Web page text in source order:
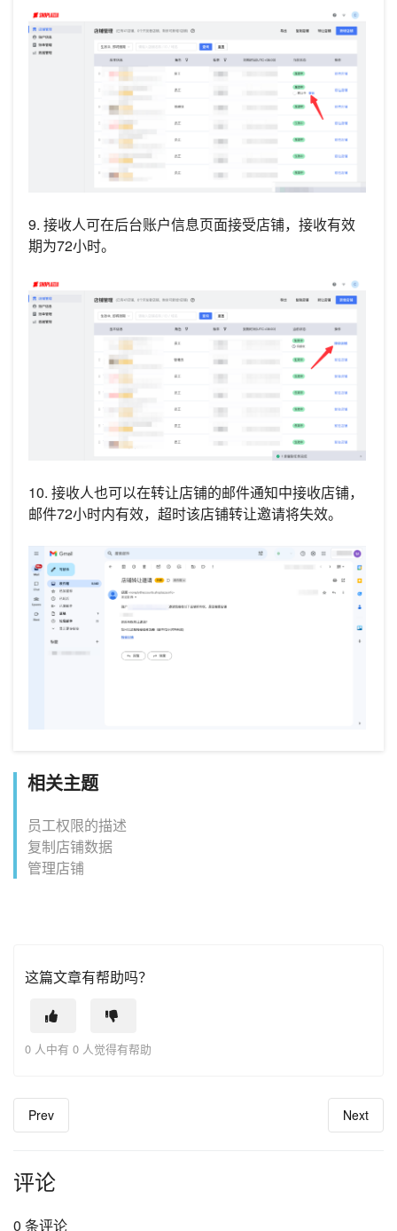
9. 接收人可在后台账户信息页面接受店铺，接收有效
期为72小时。
10. 接收人也可以在转让店铺的邮件通知中接收店铺，
邮件72小时内有效，超时该店铺转让邀请将失效。
相关主题
员工权限的描述
复制店铺数据
管理店铺
这篇文章有帮助吗？
0 人中有 0 人觉得有帮助
Prev Next
评论
0 条评论